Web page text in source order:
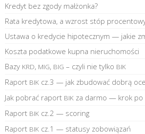
Kredyt bez zgody małżonka?
Rata kredytowa, a wzrost stóp
Ustawa o kredycie hipotecznym — jakie
Koszta podatkowe kupna nieruchomości
Bazy KRD, MIG, BIG – czyli nie tylko BIK
Raport BIK cz.3 — jak zbudować dobrą
Jak pobrać raport BIK za darmo — krok po
Raport BIK cz.2 — scoring
Raport BIK cz.1 — statusy zobowiązań